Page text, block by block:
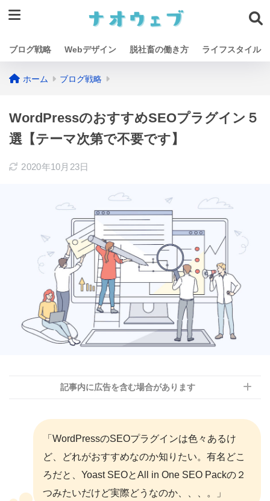
ブログ戦略 Webデザイン 脱社畜の働き方 ライフスタイル
ホーム ブログ戦略
WordPressのおすすめSEOプラグイン５
選【テーマ次第で不要です】
2020年10月23日
記事内に広告を含む場合があります
「WordPressのSEOプラグインは色々あるけ
ど、どれがおすすめなのか知りたい。有名どこ
ろだと、Yoast SEOとAll in One SEO Packの２
つみたいだけど実際どうなのか、、、。」